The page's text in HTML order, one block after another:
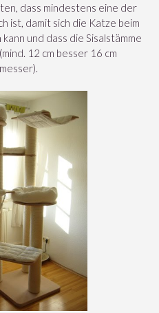
dass mindestens eine der
ist, damit sich die Katze beim
und dass die Sisalstämme
12 cm besser 16 cm